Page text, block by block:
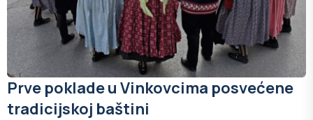
Prve poklade u Vinkovcima posvećene
tradicijskoj baštini